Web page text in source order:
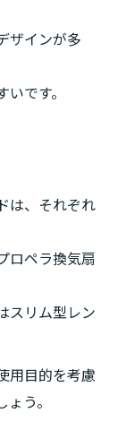
ザインが多
です。
は、それぞれ
ロペラ換気扇
スリム型レン
用目的を考慮
う。